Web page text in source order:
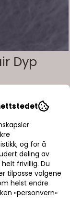
Dyp
mohair
som en
flere tråder.
grader ullvask
og for å
deling av
frivillig. Du
tilpasse valgene
helst endre
«personvern»